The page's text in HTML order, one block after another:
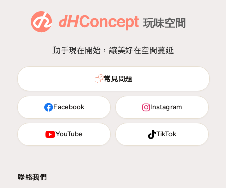
動手現在開始，讓美好在空間蔓延
常見問題
Facebook Instagram
YouTube TikTok
聯絡我們